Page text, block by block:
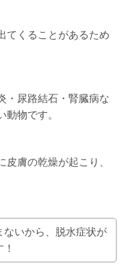
てくることがあるため
・尿路結石・腎臓病な
物です。
膚の乾燥が起こり、
いから、脱水症状が